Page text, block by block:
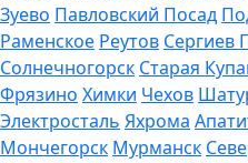
Зуево Павловский Посад
Раменское Реутов Сергиев
Солнечногорск Старая
Фрязино Химки Чехов
Электросталь Яхрома
Мончегорск Мурманск